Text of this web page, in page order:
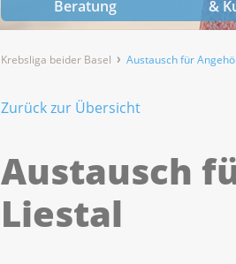
Beratung
&
Krebsliga beider Basel Austausch für
Zurück zur Übersicht
Austausch
Liestal